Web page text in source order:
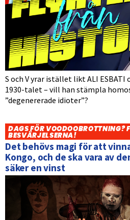
S och V yrar istället likt ALI
1930-talet – vill han stämpla
”degenererade idioter”?
DAGS FÖR VOODOOBROTTNING?
BESVÄRJELSERNA!
Det behövs magi för att
Kongo, och de ska vara av
säker en vinst